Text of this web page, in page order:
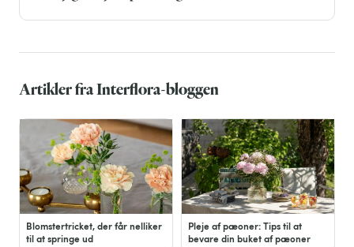
Artikler fra Interflora-bloggen
Blomstertricket, der får nelliker
til at springe ud
Pleje af pæoner: Tips til at
bevare din buket af pæoner